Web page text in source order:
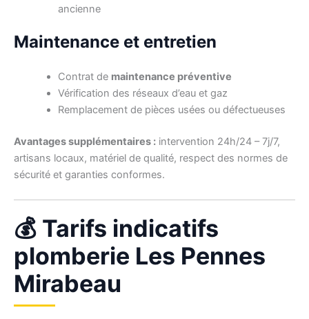
ancienne
Maintenance et entretien
Contrat de maintenance préventive
Vérification des réseaux d’eau et gaz
Remplacement de pièces usées ou défectueuses
Avantages supplémentaires : intervention 24h/24 – 7j/7,
artisans locaux, matériel de qualité, respect des normes de
sécurité et garanties conformes.
💰 Tarifs indicatifs
plomberie Les Pennes
Mirabeau